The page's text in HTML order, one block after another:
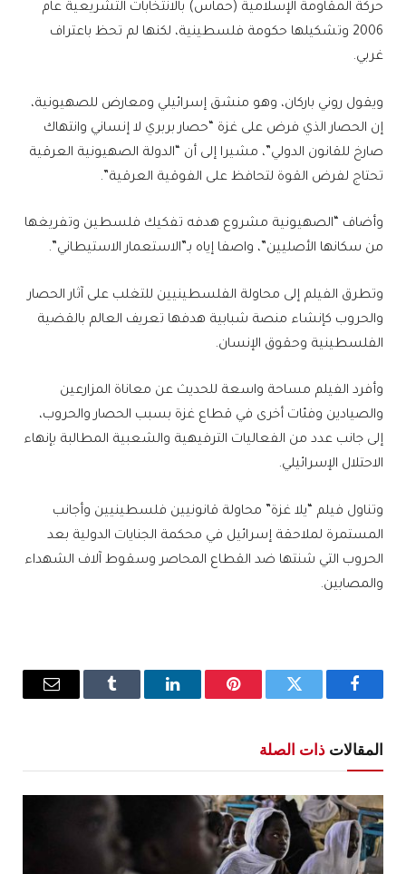
حركة المقاومة الإسلامية (حماس) بالانتخابات التشريعية عام
2006 وتشكيلها حكومة فلسطينية، لكنها لم تحظ باعتراف
غربي.
ويقول روني باركان، وهو منشق إسرائيلي ومعارض للصهيونية،
إن الحصار الذي فرض على غزة “حصار بربري لا إنساني وانتهاك
صارخ للقانون الدولي”، مشيرا إلى أن “الدولة الصهيونية العرقية
تحتاج لفرض القوة لتحافظ على الفوقية العرقية”.
وأضاف “الصهيونية مشروع هدفه تفكيك فلسطين وتفريغها
من سكانها الأصليين”، واصفا إياه بـ”الاستعمار الاستيطاني”.
وتطرق الفيلم إلى محاولة الفلسطينيين للتغلب على آثار الحصار
والحروب كإنشاء منصة شبابية هدفها تعريف العالم بالقضية
الفلسطينية وحقوق الإنسان.
وأفرد الفيلم مساحة واسعة للحديث عن معاناة المزارعين
والصيادين وفئات أخرى في قطاع غزة بسبب الحصار والحروب،
إلى جانب عدد من الفعاليات الترفيهية والشعبية المطالبة بإنهاء
الاحتلال الإسرائيلي.
وتناول فيلم “‏‏يلا غزة” محاولة قانونيين فلسطينيين وأجانب
المستمرة لملاحقة إسرائيل في محكمة الجنايات الدولية بعد
الحروب التي شنتها ضد القطاع المحاصر وسقوط آلاف الشهداء
والمصابين.
فيسبوك تويتر بينتيريستلينكدإن Tumblr
البريد
المقالات ذات الصلة